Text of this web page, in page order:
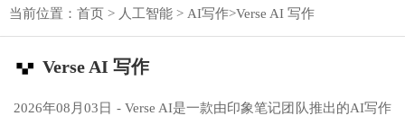
当前位置： 首页 > 人工智能 > AI写作>Verse AI 写作
Verse AI 写作
2026年08月03日 - Verse AI是一款由印象笔记团队推出的AI写作